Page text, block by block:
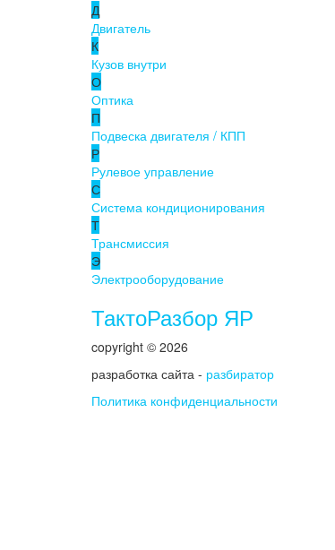
Д
Двигатель
К
Кузов внутри
О
Оптика
П
Подвеска двигателя / КПП
Р
Рулевое управление
С
Система кондиционирования
Т
Трансмиссия
Э
Электрооборудование
ТактоРазбор ЯР
copyright © 2026
разработка сайта - разбиратор
Политика конфиденциальности